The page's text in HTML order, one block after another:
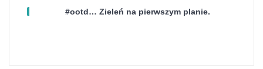
#ootd… Zieleń na pierwszym planie.